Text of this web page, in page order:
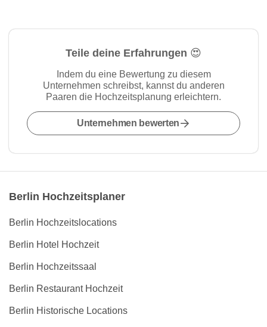
Teile deine Erfahrungen 😍
Indem du eine Bewertung zu diesem
Unternehmen schreibst, kannst du anderen
Paaren die Hochzeitsplanung erleichtern.
Unternehmen bewerten
Berlin Hochzeitsplaner
Berlin Hochzeitslocations
Berlin Hotel Hochzeit
Berlin Hochzeitssaal
Berlin Restaurant Hochzeit
Berlin Historische Locations